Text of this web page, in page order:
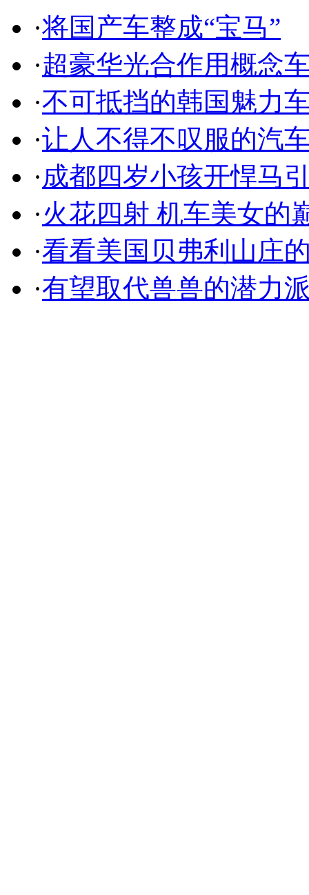
·将国产车整成“宝马”
·超豪华光合作用概念
·不可抵挡的韩国魅力
·让人不得不叹服的汽
·成都四岁小孩开悍马
·火花四射 机车美女的
·看看美国贝弗利山庄
·有望取代兽兽的潜力